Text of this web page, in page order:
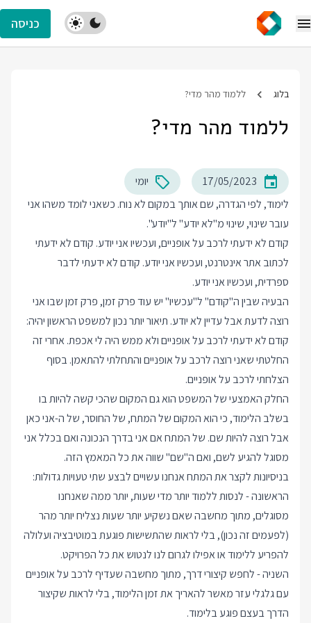
כניסה
בלוג ללמוד מהר מדי?
ללמוד מהר מדי?
17/05/2023
יומי
לימוד, לפי הגדרה, שם אותך במקום לא נוח. כשאני לומד משהו אני
עובר שינוי, שינוי מ"לא יודע" ל"יודע".
קודם לא ידעתי לרכב על אופניים, ועכשיו אני יודע. קודם לא ידעתי
לכתוב אתר אינטרנט, ועכשיו אני יודע. קודם לא ידעתי לדבר
ספרדית, ועכשיו אני יודע.
הבעיה שבין ה"קודם" ל"עכשיו" יש עוד פרק זמן, פרק זמן שבו אני
רוצה לדעת אבל עדיין לא יודע. תיאור יותר נכון למשפט הראשון יהיה:
קודם לא ידעתי לרכב על אופניים ולא ממש היה לי אכפת. אחרי זה
החלטתי שאני רוצה לרכב על אופניים והתחלתי להתאמן. בסוף
הצלחתי לרכב על אופניים.
החלק האמצעי של המשפט הוא גם המקום שהכי קשה להיות בו
בשלב הלימוד, כי הוא המקום של המתח, של החוסר, של ה-אני כאן
אבל רוצה להיות שם. של המתח אם אני בדרך הנכונה ואם בכלל אני
מסוגל להגיע לשם, ואם ה"שם" שווה את כל המאמץ הזה.
בניסיונות לקצר את המתח אנחנו עשויים לבצע שתי טעויות גדולות:
הראשונה - לנסות ללמוד יותר מדי שעות, יותר ממה שאנחנו
מסוגלים, מתוך מחשבה שאם נשקיע יותר שעות נצליח יותר מהר
(לפעמים זה נכון), בלי לראות שהתשישות פוגעת במוטיבציה ועלולה
להפריע ללימוד או אפילו לגרום לנו לנטוש את כל הפרויקט.
השניה - לחפש קיצורי דרך, מתוך מחשבה שעדיף לרכב על אופניים
עם גלגלי עזר מאשר להאריך את זמן הלימוד, בלי לראות שקיצור
הדרך בעצם פוגע בלימוד.